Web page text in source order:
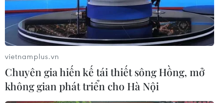
RSS
Hỗ trợ
Ngôn ngữ
TTXVN
Dịch vụ tin
Quảng cáo
vietnamplus.vn
Chuyên gia hiến kế tái thiết sông Hồng, mở
không gian phát triển cho Hà Nội